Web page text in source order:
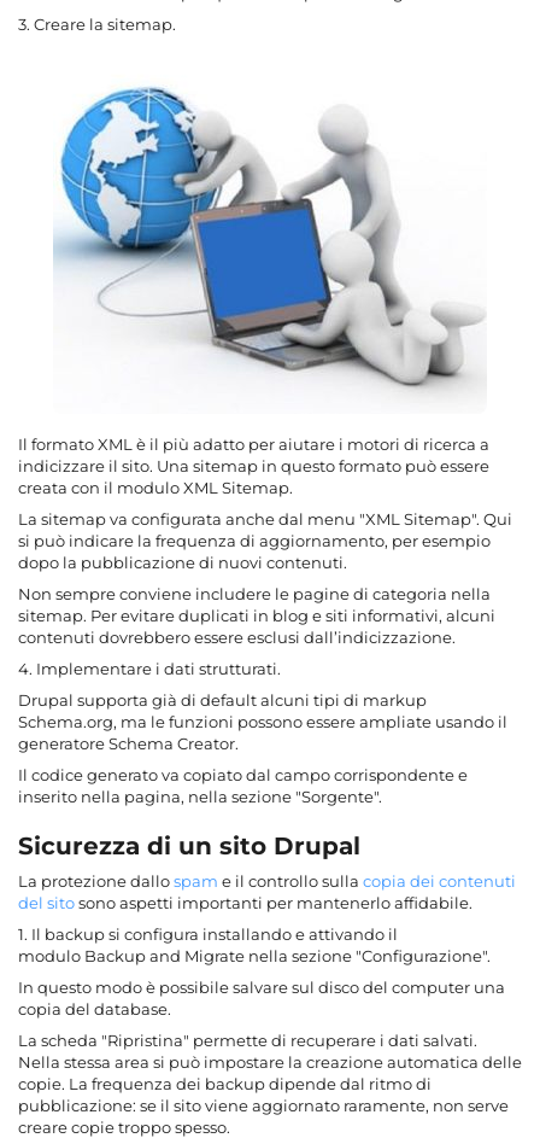
3. Creare la sitemap.
Il formato XML è il più adatto per aiutare i motori di ricerca a
indicizzare il sito. Una sitemap in questo formato può essere
creata con il modulo XML Sitemap.
La sitemap va configurata anche dal menu "XML Sitemap". Qui
si può indicare la frequenza di aggiornamento, per esempio
dopo la pubblicazione di nuovi contenuti.
Non sempre conviene includere le pagine di categoria nella
sitemap. Per evitare duplicati in blog e siti informativi, alcuni
contenuti dovrebbero essere esclusi dall’indicizzazione.
4. Implementare i dati strutturati.
Drupal supporta già di default alcuni tipi di markup
Schema.org, ma le funzioni possono essere ampliate usando il
generatore Schema Creator.
Il codice generato va copiato dal campo corrispondente e
inserito nella pagina, nella sezione "Sorgente".
Sicurezza di un sito Drupal
La protezione dallospam e il controllo sulla copia dei contenuti
del sitosono aspetti importanti per mantenerlo affidabile.
1. Il backup si configura installando e attivando il
modulo Backup and Migrate nella sezione "Configurazione".
In questo modo è possibile salvare sul disco del computer una
copia del database.
La scheda "Ripristina" permette di recuperare i dati salvati.
Nella stessa area si può impostare la creazione automatica delle
copie. La frequenza dei backup dipende dal ritmo di
pubblicazione: se il sito viene aggiornato raramente, non serve
creare copie troppo spesso.